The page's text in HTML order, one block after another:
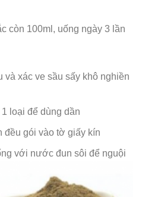
còn 100ml, uống ngày 3 lần
và xác ve sầu sấy khô nghiền
loại để dùng dần
đều gói vào tờ giấy kín
với nước đun sôi để nguội